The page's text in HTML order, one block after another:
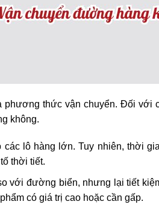
phương thức vận chuyển. Đối với
không.
lô hàng lớn. Tuy nhiên, thời
thời tiết.
với đường biển, nhưng lại tiết
có giá trị cao hoặc cần gấp.